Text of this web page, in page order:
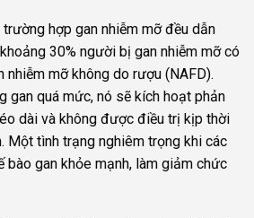
hợp gan nhiễm mỡ đều dẫn
30% người bị gan nhiễm mỡ có
nhiễm mỡ không do rượu (NAFD).
gan quá mức, nó sẽ kích hoạt phản
dài và không được điều trị kịp thời
Một tình trạng nghiêm trọng khi các
bào gan khỏe mạnh, làm giảm chức